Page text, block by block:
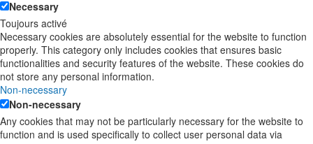
Necessary
Toujours activé
Necessary cookies are absolutely essential for the website to function
properly. This category only includes cookies that ensures basic
functionalities and security features of the website. These cookies do
not store any personal information.
Non-necessary
Non-necessary
Any cookies that may not be particularly necessary for the website to
function and is used specifically to collect user personal data via